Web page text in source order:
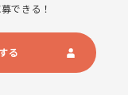
できる！
る